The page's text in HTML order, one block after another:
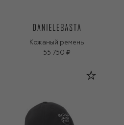
Кожаный ремень
55 750 ₽